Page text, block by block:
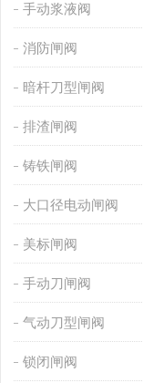
手动浆液阀
消防闸阀
暗杆刀型闸阀
排渣闸阀
铸铁闸阀
大口径电动闸阀
美标闸阀
手动刀闸阀
气动刀型闸阀
锁闭闸阀